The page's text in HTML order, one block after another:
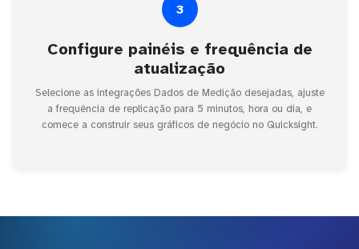
3
Configure painéis e frequência de
atualização
Selecione as integrações Dados de Medição desejadas, ajuste
a frequência de replicação para 5 minutos, hora ou dia, e
comece a construir seus gráficos de negócio no Quicksight.